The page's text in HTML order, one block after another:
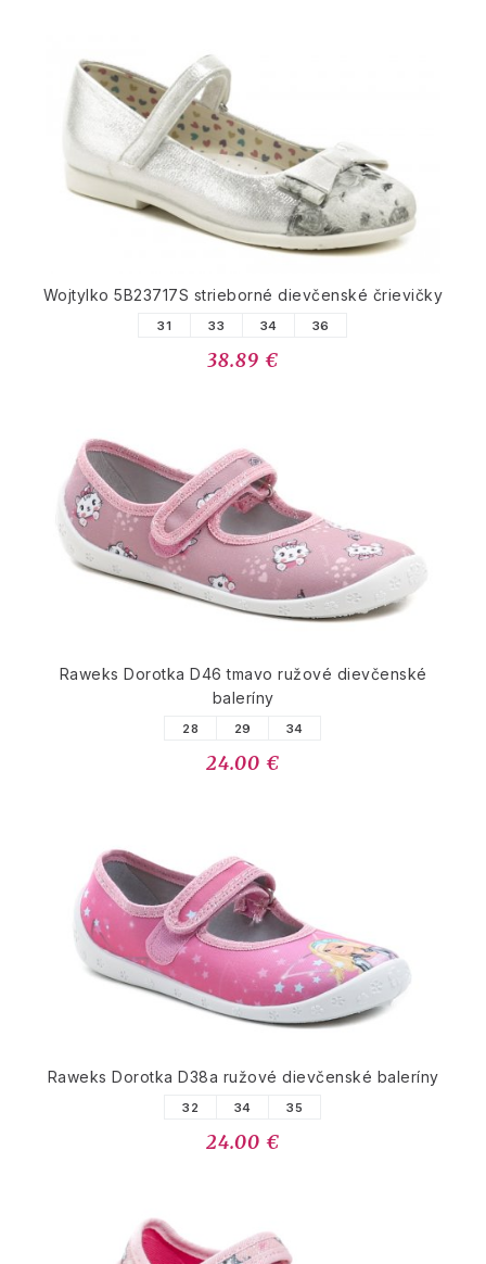
Wojtylko 5B23717S strieborné dievčenské črievičky
31 33 34 36
38.89 €
Raweks Dorotka D46 tmavo ružové dievčenské
baleríny
28 29 34
24.00 €
Raweks Dorotka D38a ružové dievčenské baleríny
32 34 35
24.00 €